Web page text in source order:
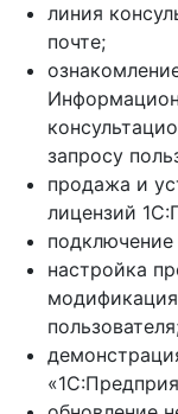
линия
почте;
запросу
продажа и
лицензий
настройка